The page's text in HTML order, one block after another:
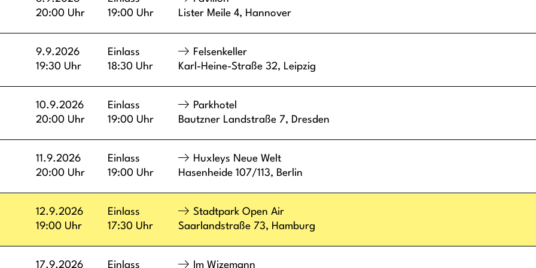
20:00 Uhr
19:00 Uhr
Lister Meile 4, Hannover
9.9.2026
19:30 Uhr
Einlass
18:30 Uhr
Felsenkeller
Karl-Heine-Straße 32, Leipzig
10.9.2026
20:00 Uhr
Einlass
19:00 Uhr
Parkhotel
Bautzner Landstraße 7, Dresden
11.9.2026
20:00 Uhr
Einlass
19:00 Uhr
Huxleys Neue Welt
Hasenheide 107/113, Berlin
12.9.2026
19:00 Uhr
Einlass
17:30 Uhr
Stadtpark Open Air
Saarlandstraße 73, Hamburg
17.9.2026 Einlass Im Wizemann